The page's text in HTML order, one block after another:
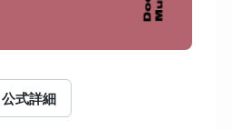
公式詳細